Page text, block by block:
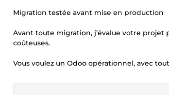
Migration testée avant mise en production
Avant toute migration, j’évalue votre
coûteuses.
Vous voulez un Odoo opérationnel, avec